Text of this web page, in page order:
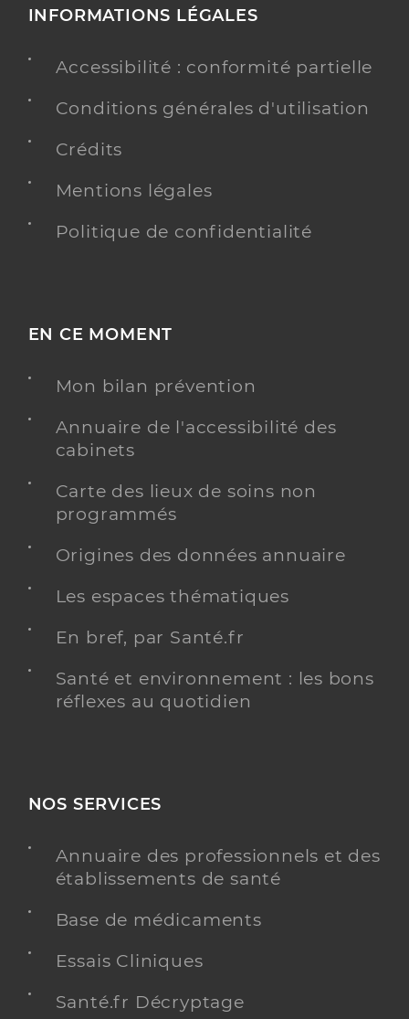
INFORMATIONS LÉGALES
Accessibilité : conformité partielle
Conditions générales d'utilisation
Crédits
Mentions légales
Politique de confidentialité
EN CE MOMENT
Mon bilan prévention
Annuaire de l'accessibilité des
cabinets
Carte des lieux de soins non
programmés
Origines des données annuaire
Les espaces thématiques
En bref, par Santé.fr
Santé et environnement : les bons
réflexes au quotidien
NOS SERVICES
Annuaire des professionnels et des
établissements de santé
Base de médicaments
Essais Cliniques
Santé.fr Décryptage